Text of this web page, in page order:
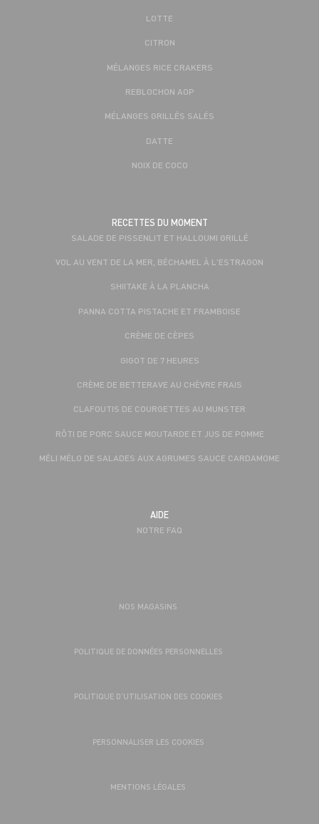
LOTTE
CITRON
MÉLANGES RICE CRAKERS
REBLOCHON AOP
MÉLANGES GRILLÉS SALÉS
DATTE
NOIX DE COCO
RECETTES DU MOMENT
SALADE DE PISSENLIT ET HALLOUMI GRILLÉ
VOL AU VENT DE LA MER, BÉCHAMEL À L'ESTRAGON
SHIITAKE À LA PLANCHA
PANNA COTTA PISTACHE ET FRAMBOISE
CRÈME DE CÈPES
GIGOT DE 7 HEURES
CRÈME DE BETTERAVE AU CHÈVRE FRAIS
CLAFOUTIS DE COURGETTES AU MUNSTER
RÔTI DE PORC SAUCE MOUTARDE ET JUS DE POMME
MÉLI MÉLO DE SALADES AUX AGRUMES SAUCE CARDAMOME
AIDE
NOTRE FAQ
NOS MAGASINS
POLITIQUE DE DONNÉES PERSONNELLES
POLITIQUE D’UTILISATION DES COOKIES
PERSONNALISER LES COOKIES
MENTIONS LÉGALES